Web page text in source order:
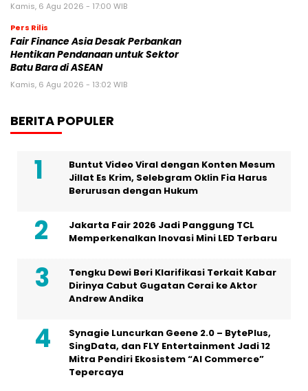
Kamis, 6 Agu 2026 - 17:00 WIB
Pers Rilis
Fair Finance Asia Desak Perbankan
Hentikan Pendanaan untuk Sektor
Batu Bara di ASEAN
Kamis, 6 Agu 2026 - 13:02 WIB
BERITA POPULER
Buntut Video Viral dengan Konten Mesum
Jillat Es Krim, Selebgram Oklin Fia Harus
Berurusan dengan Hukum
Jakarta Fair 2026 Jadi Panggung TCL
Memperkenalkan Inovasi Mini LED Terbaru
Tengku Dewi Beri Klarifikasi Terkait Kabar
Dirinya Cabut Gugatan Cerai ke Aktor
Andrew Andika
Synagie Luncurkan Geene 2.0 – BytePlus,
SingData, dan FLY Entertainment Jadi 12
Mitra Pendiri Ekosistem “AI Commerce”
Tepercaya